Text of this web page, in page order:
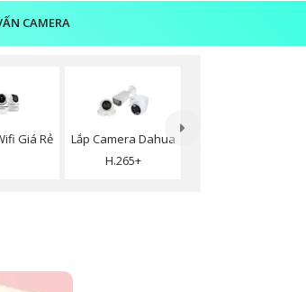
CAMERA
Giá Rẻ
Lắp Camera Dahua
H.265+